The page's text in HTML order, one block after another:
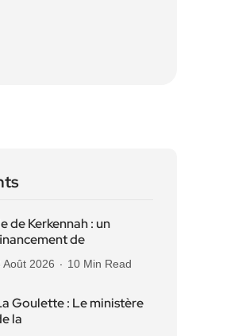
de Kerkennah : un
de
Août 2026 10 Min Read
Goulette : Le ministère
la